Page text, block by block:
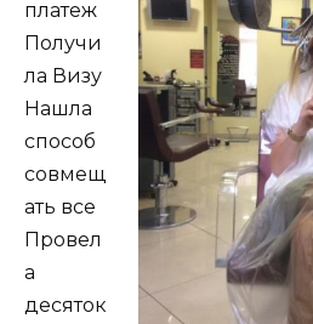
платеж
Получи
ла Визу
Нашла
способ
совмещ
ать все
Провел
а
десяток